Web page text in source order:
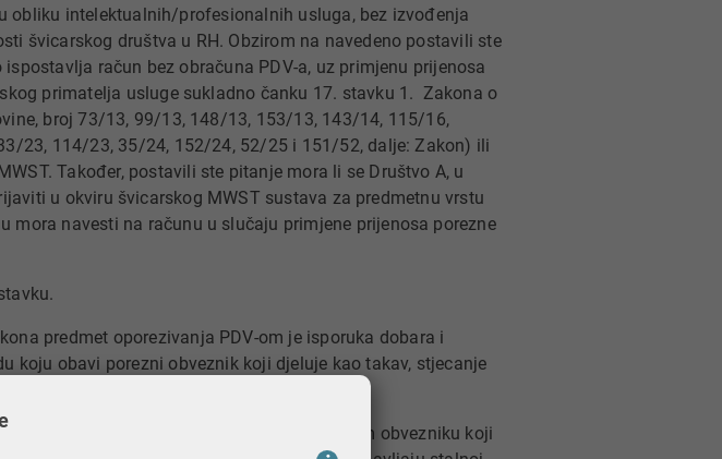
obliku intelektualnih/profesionalnih usluga, bez izvođenja
švicarskog društva u RH. Obzirom na navedeno postavili ste
račun bez obračuna PDV-a, uz primjenu prijenosa
primatelja usluge sukladno čanku 17. stavku 1. Zakona o
broj 73/13, 99/13, 148/13, 153/13, 143/14, 115/16,
23, 114/23, 35/24, 152/24, 52/25 i 151/52, dalje: Zakon) ili
Također, postavili ste pitanje mora li se Društvo A, u
u okviru švicarskog MWST sustava za predmetnu vrstu
mora navesti na računu u slučaju primjene prijenosa porezne
predmet oporezivanja PDV-om je isporuka dobara i
koju obavi porezni obveznik koji djeluje kao takav, stjecanje
Zakona mjestom obavljanja usluga poreznom obvezniku koji